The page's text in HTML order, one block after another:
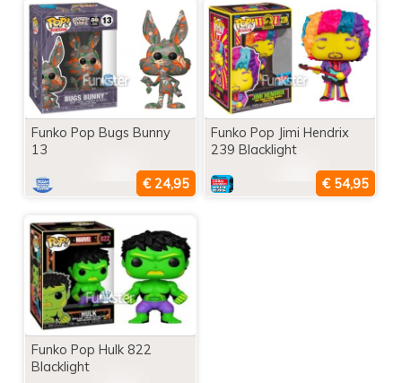
Funko Pop Bugs Bunny
13
Funko Pop Jimi Hendrix
239 Blacklight
Funko Pop Hulk 822
Blacklight